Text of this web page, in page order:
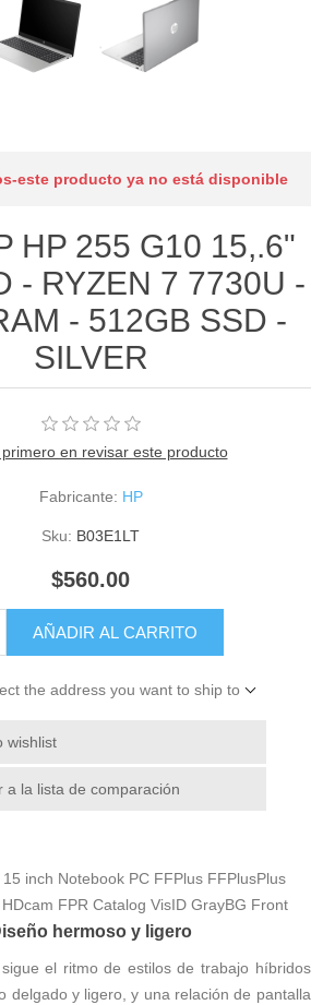
este producto ya no está disponible
HP 255 G10 15,.6"
- RYZEN 7 7730U -
- 512GB SSD -
SILVER
primero en revisar este producto
Fabricante: HP
Sku: B03E1LT
$560.00
AÑADIR AL CARRITO
the address you want to ship to
wishlist
a la lista de comparación
hermoso y ligero
el ritmo de estilos de trabajo híbridos
delgado y ligero, y una relación de pantalla